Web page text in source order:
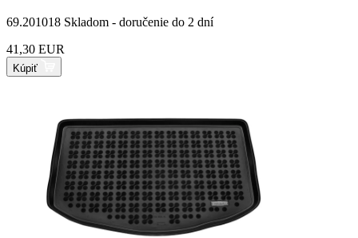
69.201018 Skladom - doručenie do 2 dní
41,30 EUR
Kúpiť